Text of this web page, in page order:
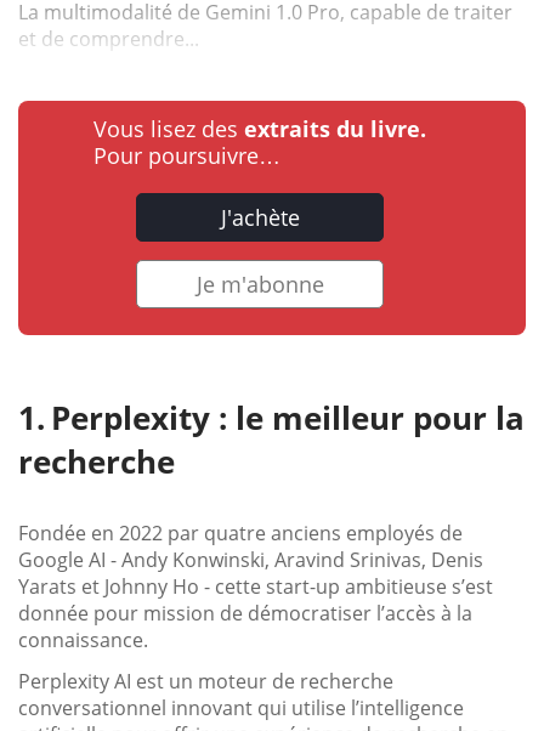
La multimodalité de Gemini 1.0 Pro, capable de traiter
et de comprendre...
Vous lisez des extraits du livre.
Pour poursuivre…
J'achète
Je m'abonne
Perplexity : le meilleur pour la
recherche
Fondée en 2022 par quatre anciens employés de
Google AI - Andy Konwinski, Aravind Srinivas, Denis
Yarats et Johnny Ho - cette start-up ambitieuse s’est
donnée pour mission de démocratiser l’accès à la
connaissance.
Perplexity AI est un moteur de recherche
conversationnel innovant qui utilise l’intelligence